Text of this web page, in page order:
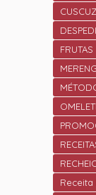
FRUTAS